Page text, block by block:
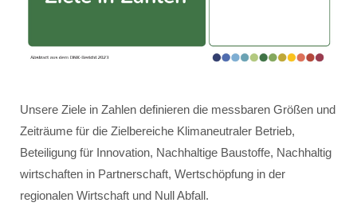
Unsere Ziele in Zahlen definieren die messbaren Größen und
Zeiträume für die Zielbereiche Klimaneutraler Betrieb,
Beteiligung für Innovation, Nachhaltige Baustoffe, Nachhaltig
wirtschaften in Partnerschaft, Wertschöpfung in der
regionalen Wirtschaft und Null Abfall.